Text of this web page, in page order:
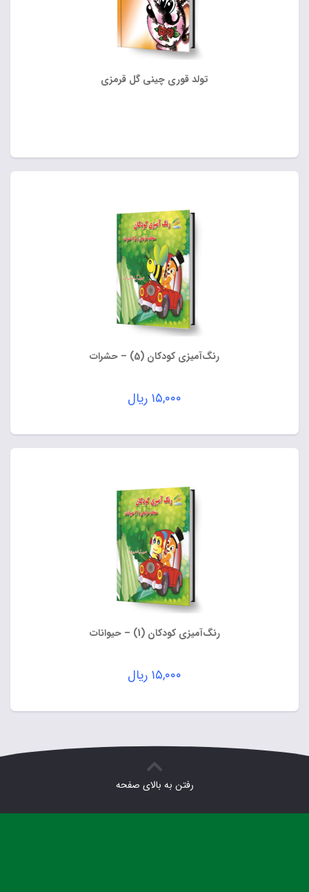
تولد قوری چینی گل قرمزی
رنگ‌آمیزی کودکان (5) – حشرات
۱۵,۰۰۰ ریال
رنگ‌آمیزی کودکان (1) – حیوانات
۱۵,۰۰۰ ریال
رفتن به بالای صفحه